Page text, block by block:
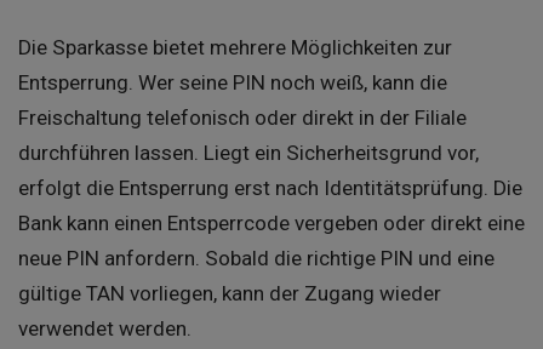
Die Sparkasse bietet mehrere Möglichkeiten zur
Entsperrung. Wer seine PIN noch weiß, kann die
Freischaltung telefonisch oder direkt in der Filiale
durchführen lassen. Liegt ein Sicherheitsgrund vor,
erfolgt die Entsperrung erst nach Identitätsprüfung. Die
Bank kann einen Entsperrcode vergeben oder direkt eine
neue PIN anfordern. Sobald die richtige PIN und eine
gültige TAN vorliegen, kann der Zugang wieder
verwendet werden.